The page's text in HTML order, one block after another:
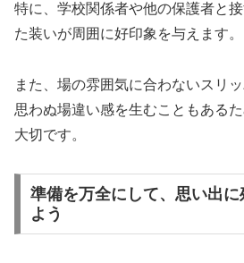
特に、学校関係者や他の保護者と
た装いが周囲に好印象を与えます。
また、場の雰囲気に合わないスリ
思わぬ場違い感を生むこともある
大切です。
準備を万全にして、思い出に
よう